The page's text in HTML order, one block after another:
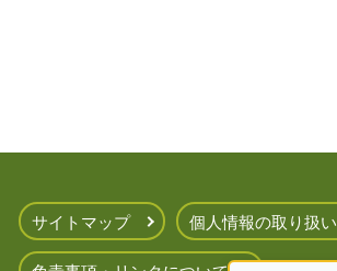
サイトマップ 個人情報の取り扱い